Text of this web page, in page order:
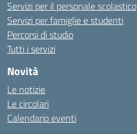
Servizi per il personale scolastico
Servizi per famiglie e studenti
Percorsi di studio
Tutti i servizi
Novità
Le notizie
Le circolari
Calendario eventi